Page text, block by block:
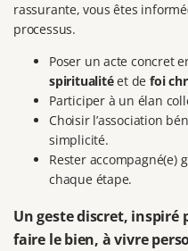
rassurante, vous êtes
processus.
Poser un acte concret
spiritualitéet defoi
Participer à un élan
Choisir l’association
simplicité.
Rester accompagné(e)
chaque étape.
Un geste discret, inspiré
faire le bien, à vivre